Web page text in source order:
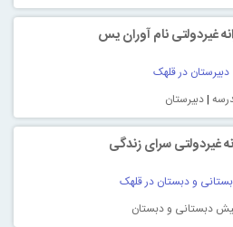
غیردولتی نام آوران یس
دبیرستان در قلهک
|دبیرستان
غیردولتی سرای زندگی
و دبستان در قلهک
دبستانی و دبستان